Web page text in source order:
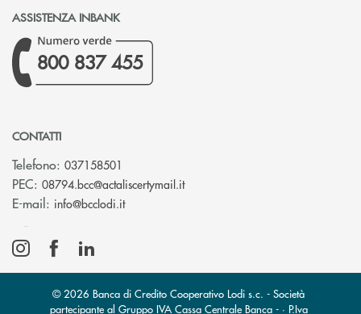
ASSISTENZA INBANK
800 837 455
CONTATTI
Telefono: 037158501
PEC: 08794.bcc@actaliscertymail.it(si apre l’app di posta
E-mail: info@bcclodi.it(si apre l’app di posta elettronica)
© 2026 Banca di Credito Cooperativo Lodi s.c. - Società
partecipante al Gruppo IVA Cassa Centrale Banca - · P.Iva